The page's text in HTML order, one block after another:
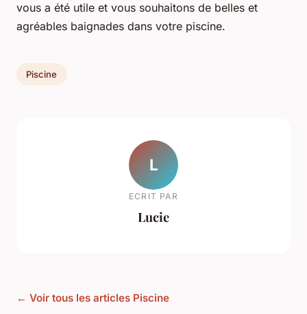
vous a été utile et vous souhaitons de belles et
agréables baignades dans votre piscine.
Piscine
L
ECRIT PAR
Lucie
← Voir tous les articles Piscine